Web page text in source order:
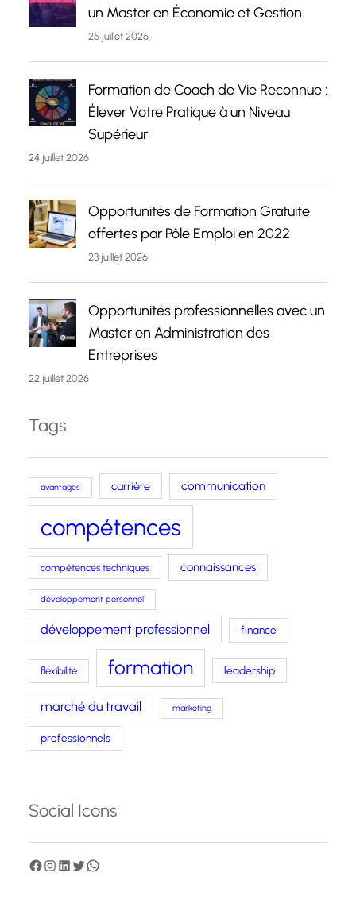
un Master en Économie et Gestion
25 juillet 2026
Formation de Coach de Vie Reconnue :
Élever Votre Pratique à un Niveau
Supérieur
24 juillet 2026
Opportunités de Formation Gratuite
offertes par Pôle Emploi en 2022
23 juillet 2026
Opportunités professionnelles avec un
Master en Administration des
Entreprises
22 juillet 2026
Tags
avantages carrière communication
compétences
compétences techniques connaissances
développement personnel
développement professionnel finance
flexibilité formation leadership
marché du travail marketing
professionnels
Social Icons
F I
L T W